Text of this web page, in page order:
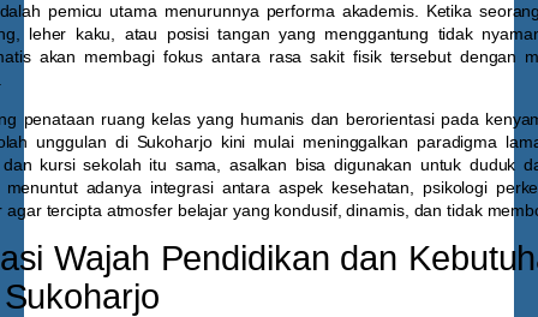
pemicu utama menurunnya performa akademis. Ketika
leher kaku, atau posisi tangan yang menggantung tidak
akan membagi fokus antara rasa sakit fisik tersebut dengan
penataan ruang kelas yang humanis dan berorientasi pada
unggulan di Sukoharjo kini mulai meninggalkan paradigma
kursi sekolah itu sama, asalkan bisa digunakan untuk duduk
menuntut adanya integrasi antara aspek kesehatan, psikologi
agar tercipta atmosfer belajar yang kondusif, dinamis, dan tidak
Wajah Pendidikan dan